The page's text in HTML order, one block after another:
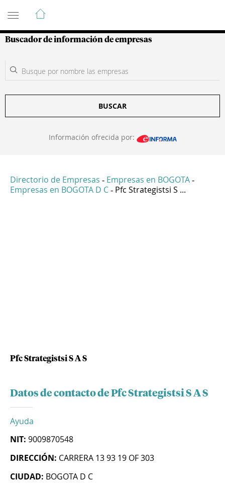
Guía de Empresas Colombianas
Buscador de información de empresas
BUSCAR
Información ofrecida por:
Directorio de Empresas - Empresas en BOGOTA -
Empresas en BOGOTA D C - Pfc Strategistsi S ...
Pfc Strategistsi S A S
Datos de contacto de Pfc Strategistsi S A S
Ayuda
NIT: 9009870548
DIRECCIÓN: CARRERA 13 93 19 OF 303
CIUDAD: BOGOTA D C